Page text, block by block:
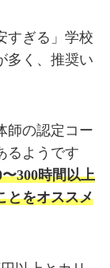
すぎる」学校
多く、推奨い
師の認定コー
るようです
300時間以上
とをオススメ